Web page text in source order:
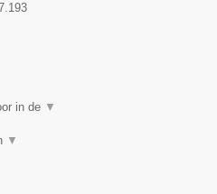
in de ▼
▼